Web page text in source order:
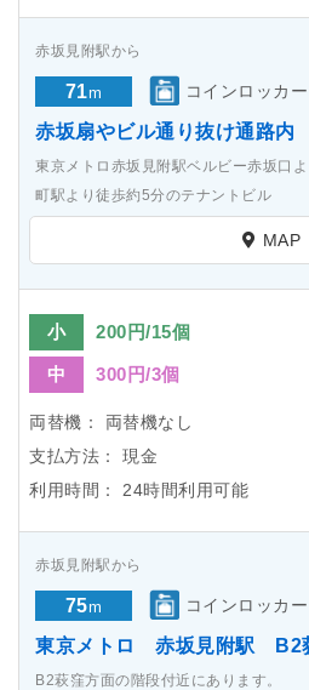
赤坂見附駅から
71m コインロッカー
赤坂扇やビル通り抜け通路内
東京メトロ赤坂見附駅ベルビー赤坂口
町駅より徒歩約5分のテナントビル
MAP
小 200円/15個
中 300円/3個
両替機：
両替機なし
支払方法：
現金
利用時間：
24時間利用可能
赤坂見附駅から
75m コインロッカー
東京メトロ 赤坂見附駅 B2
B2萩窪方面の階段付近にあります。